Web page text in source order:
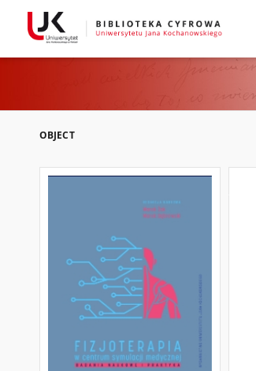
OBJECT